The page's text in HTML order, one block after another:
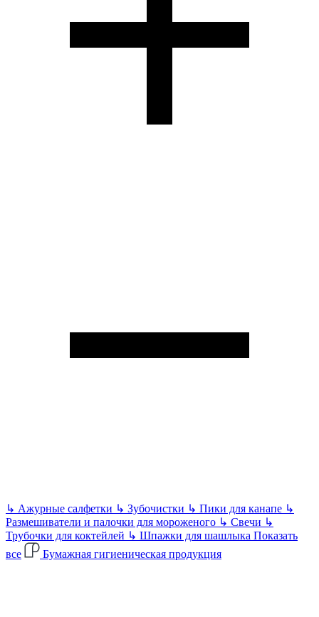
↳ Ажурные салфетки ↳ Зубочистки ↳ Пики для канапе ↳
Размешиватели и палочки для мороженого ↳ Свечи ↳
Трубочки для коктейлей ↳ Шпажки для шашлыка Показать
все
Бумажная гигиеническая продукция